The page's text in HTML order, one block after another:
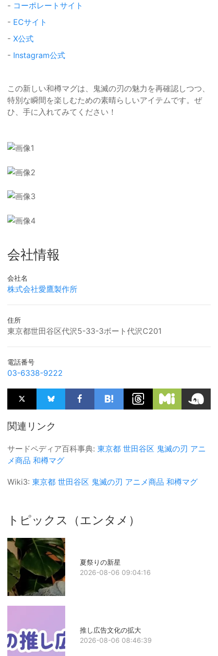
- コーポレートサイト
- ECサイト
- X公式
- Instagram公式
この新しい和樽マグは、鬼滅の刃の魅力を再確認しつつ、
特別な瞬間を楽しむための素晴らしいアイテムです。ぜ
ひ、手に入れてみてください！
会社情報
会社名
株式会社愛鷹製作所
住所
東京都世田谷区代沢5-33-3ボート代沢C201
電話番号
03-6338-9222
関連リンク
サードペディア百科事典: 東京都 世田谷区 鬼滅の刃 アニ
メ商品 和樽マグ
Wiki3: 東京都 世田谷区 鬼滅の刃 アニメ商品 和樽マグ
トピックス（エンタメ）
夏祭りの新星
2026-08-06 09:04:16
推し広告文化の拡大
2026-08-06 08:46:39